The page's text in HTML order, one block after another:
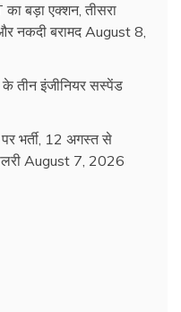
का बड़ा एक्शन, तीसरा
नकदी बरामद August 8,
तीन इंजीनियर सस्पेंड
भर्ती, 12 अगस्त से
August 7, 2026